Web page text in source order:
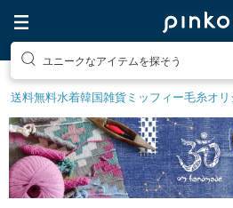
素敵な生活グッズを探そう
送料無料水着韓国雑貨ミッフィー毛糸オ